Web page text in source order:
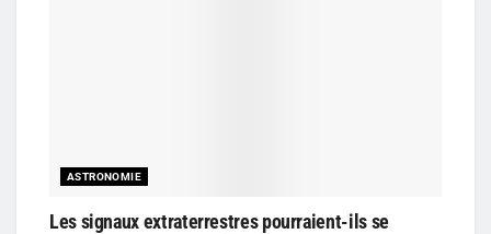
ASTRONOMIE
Les signaux extraterrestres pourraient-ils se